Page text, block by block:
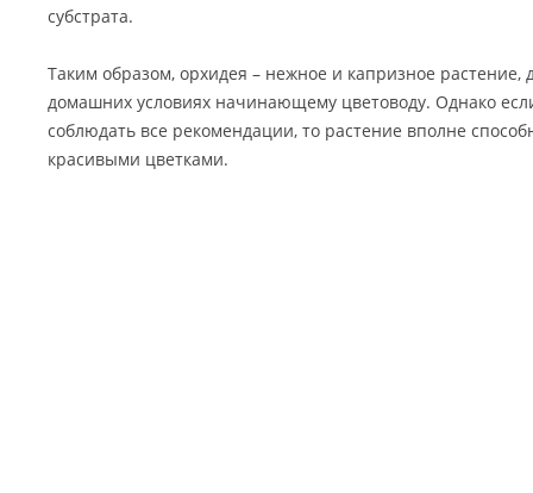
субстрата.
Таким образом, орхидея – нежное и капризное растение,
домашних условиях начинающему цветоводу. Однако
соблюдать все рекомендации, то растение вполне
красивыми цветками.